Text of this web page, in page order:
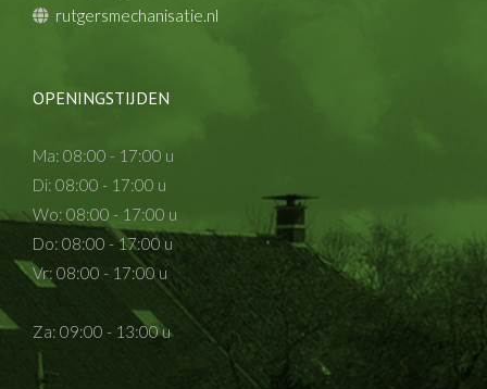
rutgersmechanisatie.nl
OPENINGSTIJDEN
Ma: 08:00 - 17:00 u
Di: 08:00 - 17:00 u
Wo: 08:00 - 17:00 u
Do: 08:00 - 17:00 u
Vr: 08:00 - 17:00 u
Za: 09:00 - 13:00 u